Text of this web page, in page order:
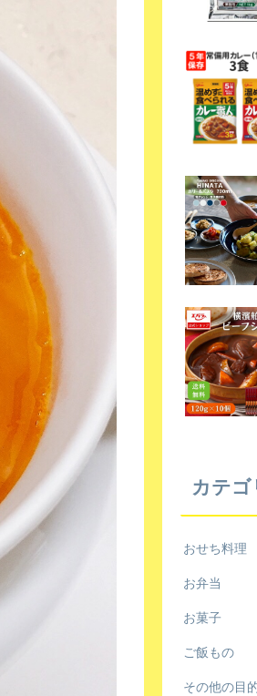
カテゴ
おせち料理
お弁当
お菓子
ご飯もの
その他の目